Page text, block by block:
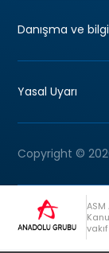
Danışma ve
Yasal Uyarı
Copyright ©